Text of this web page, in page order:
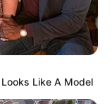
Like A Model